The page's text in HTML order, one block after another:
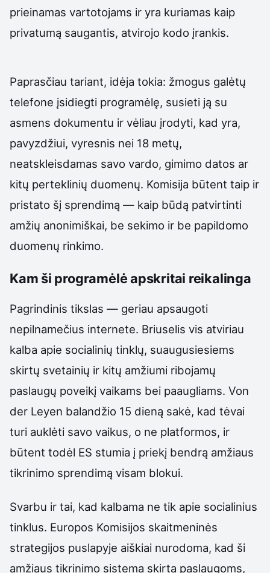
prieinamas vartotojams ir yra kuriamas kaip
privatumą saugantis, atvirojo kodo įrankis.
Paprasčiau tariant, idėja tokia: žmogus galėtų
telefone įsidiegti programėlę, susieti ją su
asmens dokumentu ir vėliau įrodyti, kad yra,
pavyzdžiui, vyresnis nei 18 metų,
neatskleisdamas savo vardo, gimimo datos ar
kitų perteklinių duomenų. Komisija būtent taip ir
pristato šį sprendimą — kaip būdą patvirtinti
amžių anonimiškai, be sekimo ir be papildomo
duomenų rinkimo.
Kam ši programėlė apskritai reikalinga
Pagrindinis tikslas — geriau apsaugoti
nepilnamečius internete. Briuselis vis atviriau
kalba apie socialinių tinklų, suaugusiesiems
skirtų svetainių ir kitų amžiumi ribojamų
paslaugų poveikį vaikams bei paaugliams. Von
der Leyen balandžio 15 dieną sakė, kad tėvai
turi auklėti savo vaikus, o ne platformos, ir
būtent todėl ES stumia į priekį bendrą amžiaus
tikrinimo sprendimą visam blokui.
Svarbu ir tai, kad kalbama ne tik apie socialinius
tinklus. Europos Komisijos skaitmeninės
strategijos puslapyje aiškiai nurodoma, kad ši
amžiaus tikrinimo sistema skirta paslaugoms,